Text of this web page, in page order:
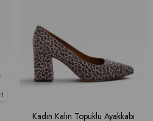
1
Kadın Kalın Topuklu Ayakkabı